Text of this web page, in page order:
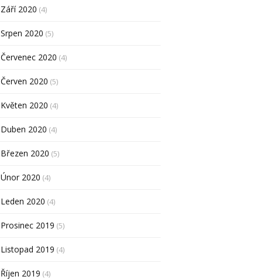
Září 2020 (4)
Srpen 2020 (5)
Červenec 2020 (4)
Červen 2020 (5)
Květen 2020 (4)
Duben 2020 (4)
Březen 2020 (5)
Únor 2020 (4)
Leden 2020 (4)
Prosinec 2019 (5)
Listopad 2019 (4)
Říjen 2019 (4)